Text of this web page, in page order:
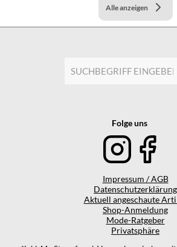
Alle anzeigen
Folge uns
Impressum / AGB
Datenschutzerklärung
Aktuell angeschaute
Shop-Anmeldung
Mode-Ratgeber
Privatsphäre